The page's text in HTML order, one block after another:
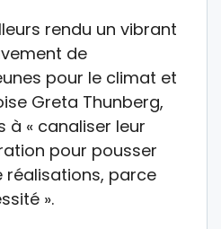
rendu un vibrant
de
pour le climat et
Greta Thunberg,
à « canaliser leur
pour pousser
parce
».